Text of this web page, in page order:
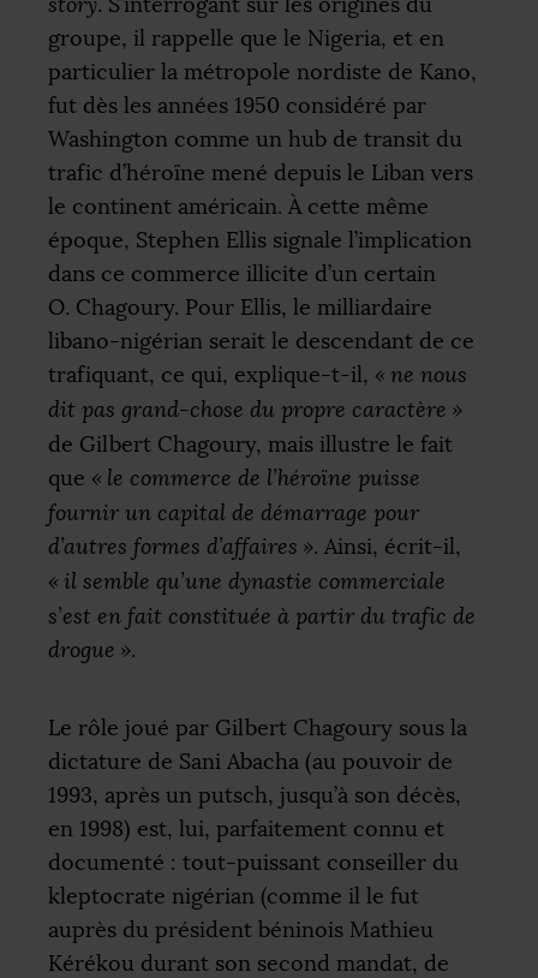
story. S’interrogant sur les origines du
groupe, il rappelle que le Nigeria, et en
particulier la métropole nordiste de Kano,
fut dès les années 1950 considéré par
Washington comme un hub de transit du
trafic d’héroïne mené depuis le Liban vers
le continent américain. À cette même
époque, Stephen Ellis signale l’implication
dans ce commerce illicite d’un certain
O. Chagoury. Pour Ellis, le milliardaire
libano-nigérian serait le descendant de ce
trafiquant, ce qui, explique-t-il, « ne nous
dit pas grand-chose du propre caractère »
de Gilbert Chagoury, mais illustre le fait
que « le commerce de l’héroïne puisse
fournir un capital de démarrage pour
d’autres formes d’affaires ». Ainsi, écrit-il,
« il semble qu’une dynastie commerciale
s’est en fait constituée à partir du trafic de
drogue ».
Le rôle joué par Gilbert Chagoury sous la
dictature de Sani Abacha (au pouvoir de
1993, après un putsch, jusqu’à son décès,
en 1998) est, lui, parfaitement connu et
documenté : tout-puissant conseiller du
kleptocrate nigérian (comme il le fut
auprès du président béninois Mathieu
Kérékou durant son second mandat, de